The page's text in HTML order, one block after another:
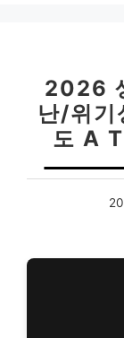
2026
난/위기
도 A